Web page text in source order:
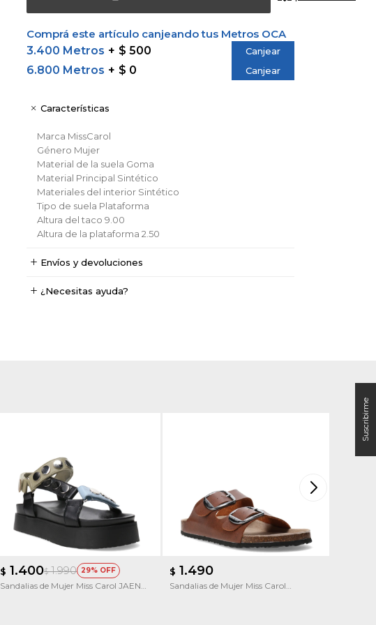
Comprá este artículo canjeando tus Metros OCA
3.400 Metros
$ 500 Canjear
6.800 Metros $ 0 Canjear
Características
Marca MissCarol
Género Mujer
Material de la suela Goma
Material Principal Sintético
Materiales del interior Sintético
Tipo de suela Plataforma
Altura del taco 9.00
Altura de la plataforma 2.50
Envíos y devoluciones
¿Necesitas ayuda?
$ 1.400$ 1.990 29
Sandalias de Mujer Miss Carol JAEN
$ 1.490
Sandalias de Mujer Miss Carol